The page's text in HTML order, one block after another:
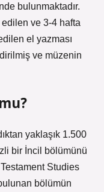
bulunmaktadır.
ve 3-4 hafta
el yazması
ve müzenin
yaklaşık 1.500
bir İncil bölümünü
Studies
bölümün